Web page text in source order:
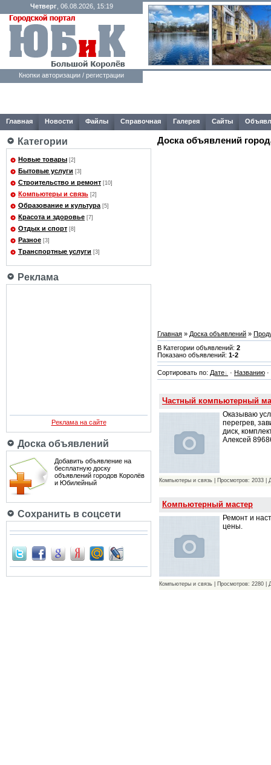
Четверг, 06.08.2026, 15:19
Кнопки авторизации / регистрации
Главная Новости Файлы Справочная Галерея Сайты
Категории
Новые товары [2]
Бытовые услуги [3]
Строительство и ремонт [10]
Компьютеры и связь [2]
Образование и культура [5]
Красота и здоровье [7]
Отдых и спорт [8]
Разное [3]
Транспортные услуги [3]
Реклама
Реклама на сайте
Доска объявлений
Добавить объявление на
бесплатную доску
объявлений городов Королёв
и Юбилейный
Сохранить в соцсети
Доска объявлений
Главная » Доска объявлений »
В Категории объявлений: 2
Показано объявлений: 1-2
Сортировать по: Дате · Названию ·
Частный компьютерный
Оказываю
перегрев,
диск,
Алексей
Компьютеры и связь | Просмотров: 2033 |
Компьютерный мастер
Ремонт и
цены.
Компьютеры и связь | Просмотров: 2280 |